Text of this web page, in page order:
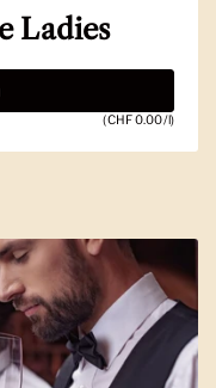
Ladies
(CHF 0.00/l)
Folie